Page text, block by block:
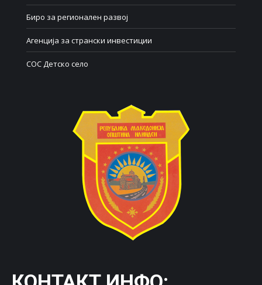
Биро за регионален развој
Агенција за странски инвестиции
СОС Детско село